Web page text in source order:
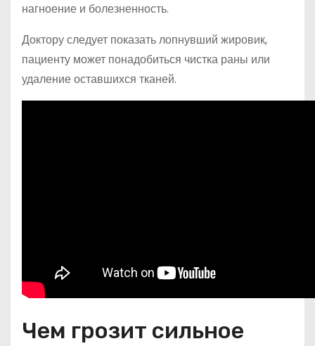
нагноение и болезненность.
Доктору следует показать лопнувший жировик,
пациенту может понадобиться чистка раны или
удаление оставшихся тканей.
Чем грозит сильное